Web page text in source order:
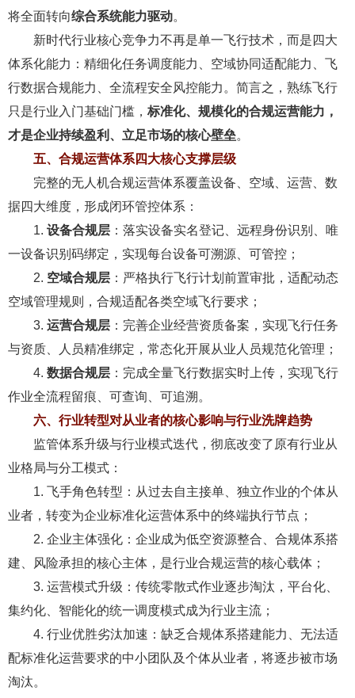
将全面转向综合系统能力驱动。
新时代行业核心竞争力不再是单一飞行技术，而是四大
体系化能力：精细化任务调度能力、空域协同适配能力、飞
行数据合规能力、全流程安全风控能力。简言之，熟练飞行
只是行业入门基础门槛， 标准化、规模化的合规运营能力，
才是企业持续盈利、立足市场的核心壁垒。
五、合规运营体系四大核心支撑层级
完整的无人机合规运营体系覆盖设备、空域、运营、数
据四大维度，形成闭环管控体系：
1. 设备合规层 ：落实设备实名登记、远程身份识别、唯
一设备识别码绑定，实现每台设备可溯源、可管控；
2. 空域合规层 ：严格执行飞行计划前置审批，适配动态
空域管理规则，合规适配各类空域飞行要求；
3. 运营合规层 ：完善企业经营资质备案，实现飞行任务
与资质、人员精准绑定，常态化开展从业人员规范化管理；
4. 数据合规层 ：完成全量飞行数据实时上传，实现飞行
作业全流程留痕、可查询、可追溯。
六、行业转型对从业者的核心影响与行业洗牌趋势
监管体系升级与行业模式迭代，彻底改变了原有行业从
业格局与分工模式：
1. 飞手角色转型：从过去自主接单、独立作业的个体从
业者，转变为企业标准化运营体系中的终端执行节点；
2. 企业主体强化：企业成为低空资源整合、合规体系搭
建、风险承担的核心主体，是行业合规运营的核心载体；
3. 运营模式升级：传统零散式作业逐步淘汰，平台化、
集约化、智能化的统一调度模式成为行业主流；
4. 行业优胜劣汰加速：缺乏合规体系搭建能力、无法适
配标准化运营要求的中小团队及个体从业者，将逐步被市场
淘汰。